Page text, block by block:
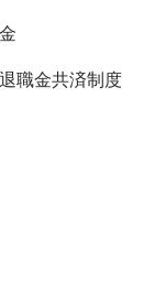
職金共済制度